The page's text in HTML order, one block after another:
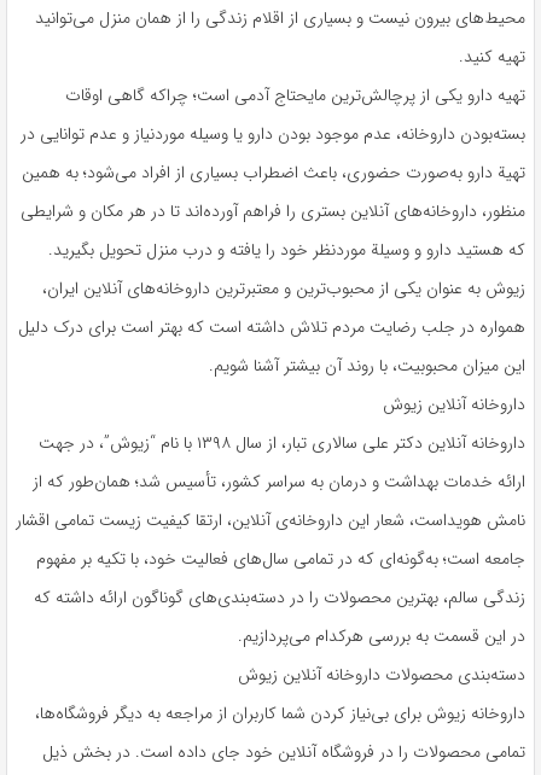
محیط‌های بیرون نیست و بسیاری از اقلام زندگی را از همان منزل می‌توانید
تهیه کنید.
تهیه دارو یکی از پرچالش‌ترین مایحتاج آدمی است؛ چراکه گاهی اوقات
بسته‌بودن داروخانه، عدم موجود بودن دارو یا وسیله موردنیاز و عدم توانایی در
تهیة دارو به‌صورت حضوری، باعث اضطراب بسیاری از افراد می‌شود؛ به همین
منظور، داروخانه‌های آنلاین بستری را فراهم آورده‌اند تا در هر مکان و شرایطی
که هستید دارو و وسیلة موردنظر خود را یافته و درب منزل تحویل بگیرید.
زیوش به عنوان یکی از محبوب‌ترین و معتبرترین داروخانه‌های آنلاین ایران،
همواره در جلب رضایت مردم تلاش داشته است که بهتر است برای درک دلیل
این میزان محبوبیت، با روند آن بیشتر آشنا شویم.
داروخانه آنلاین زیوش
داروخانه آنلاین دکتر علی سالاری تبار، از سال ۱۳۹۸ با نام “زیوش”، در جهت
ارائه خدمات بهداشت و درمان به سراسر کشور، تأسیس شد؛ همان‌طور که از
نامش هویداست، شعار این داروخانه‌ی آنلاین، ارتقا کیفیت زیست تمامی اقشار
جامعه است؛ به‌گونه‌ای که در تمامی سال‌های فعالیت خود، با تکیه بر مفهوم
زندگی سالم، بهترین محصولات را در دسته‌بندی‌های گوناگون ارائه داشته که
در این قسمت به بررسی هرکدام می‌پردازیم.
دسته‌بندی محصولات داروخانه آنلاین زیوش
داروخانه زیوش برای بی‌نیاز کردن شما کاربران از مراجعه به دیگر فروشگاه‌ها،
تمامی محصولات را در فروشگاه آنلاین خود جای داده است. در بخش ذیل